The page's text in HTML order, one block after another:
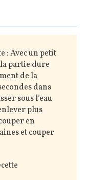
: Avec un petit
partie dure
de la
dans
sous l’eau
plus
en
et couper